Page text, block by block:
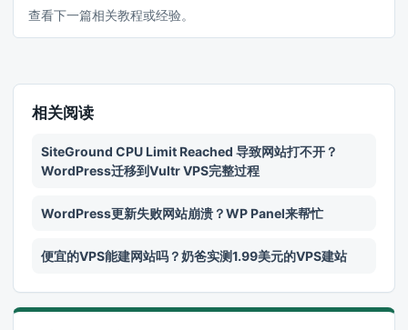
查看下一篇相关教程或经验。
相关阅读
SiteGround CPU Limit Reached 导致网站打不开？
WordPress迁移到Vultr VPS完整过程
WordPress更新失败网站崩溃？WP Panel来帮忙
便宜的VPS能建网站吗？奶爸实测1.99美元的VPS建站